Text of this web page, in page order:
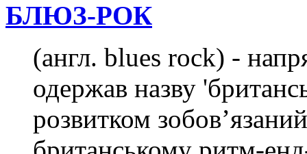
БЛЮЗ-РОК
(англ. blues rock) -
одержав назву
розвитком